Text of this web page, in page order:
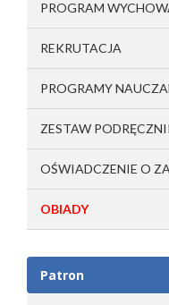
PROGRAM
REKRUTACJA
PROGRAMY
ZESTAW
OŚWIADCZENIE O
OBIADY
Patron